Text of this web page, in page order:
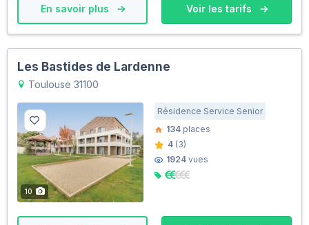
En savoir plus Voir les tarifs
Les Bastides de Lardenne
Toulouse 31100
10
Résidence Service Senior
134 places
4 (3)
1924 vues